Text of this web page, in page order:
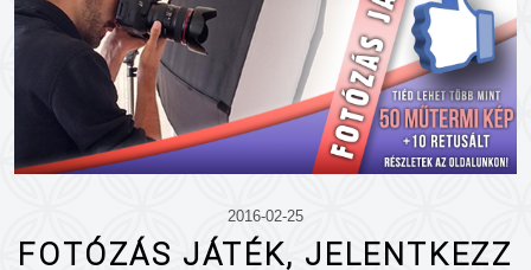
2016-02-25
FOTÓZÁS JÁTÉK, JELENTKEZZ